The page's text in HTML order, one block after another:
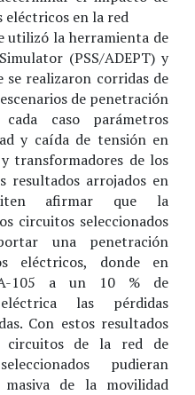
eléctricos en la red
utilizó la herramienta de
(PSS/ADEPT) y
se realizaron corridas de
de penetración
caso parámetros
y caída de tensión en
transformadores de los
resultados arrojados en
afirmar que la
circuitos seleccionados
una penetración
eléctricos, donde en
105 a un 10 % de
las pérdidas
Con estos resultados
circuitos de la red de
pudieran
de la movilidad